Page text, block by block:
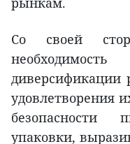
Со своей
удовлетворения
упаковки,